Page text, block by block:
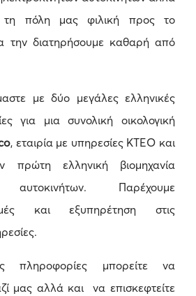
πόλη μας φιλική προς το
την διατηρήσουμε καθαρή από
με δύο μεγάλες ελληνικές
για μια συνολική οικολογική
, εταιρία με υπηρεσίες ΚΤΕΟ και
πρώτη ελληνική βιομηχανία
αυτοκινήτων. Παρέχουμε
και εξυπηρέτηση στις
πληροφορίες μπορείτε να
μας αλλά και να επισκεφτείτε